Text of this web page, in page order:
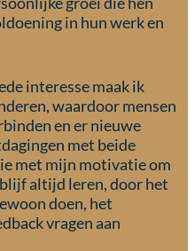
in hun werk en
interesse maak ik
waardoor mensen
en er nieuwe
met beide
met mijn motivatie om
altijd leren, door het
doen, het
vragen aan